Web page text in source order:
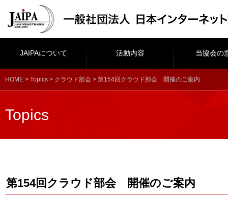
JAIPAについて 活動内容 当協会の
HOME > Topics > クラウド部会 > 第154回クラウド部会 開催のご案内
Topics
第154回クラウド部会 開催のご案内